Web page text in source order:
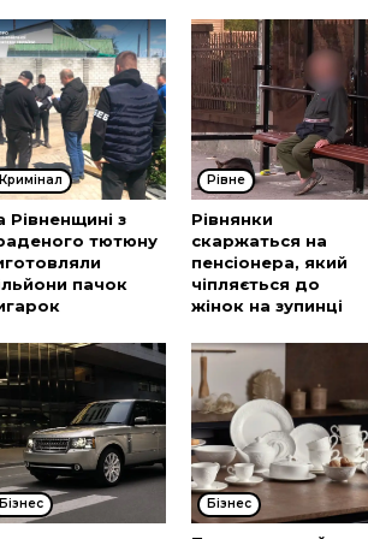
Кримінал
Рівненщині з
тютюну
пачок
Рівне
Рівнянки
скаржаться на
пенсіонера, який
чіпляється до
жінок на зупинці
Бізнес Бізнес